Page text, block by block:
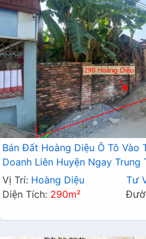
Bán Đất Hoàng Diệu Ô Tô Vào
Doanh Liên Huyện Ngay Trung
Vị Trí: Hoàng Diệu Tư
Diện Tích: 290m²